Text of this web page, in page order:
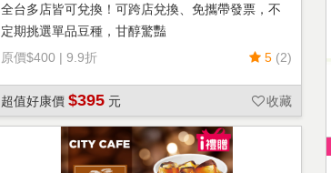
熱單品美式(中杯)
全台多店皆可兌換！可跨店兌換、免攜帶發票，不
定期挑選單品豆種，甘醇驚豔
原價$400 | 9.9折 5 (2)
超值好康價 $395 元 收藏